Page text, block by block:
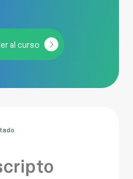
al curso